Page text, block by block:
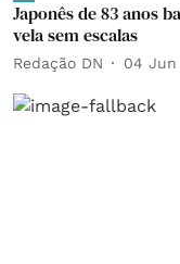
Japonês de 83 anos
vela sem escalas
Redação DN 04 Jun